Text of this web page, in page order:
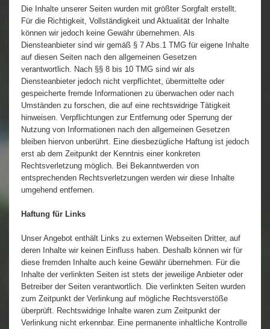
Die Inhalte unserer Seiten wurden mit größter Sorgfalt erstellt.
Für die Richtigkeit, Vollständigkeit und Aktualität der Inhalte
können wir jedoch keine Gewähr übernehmen. Als
Diensteanbieter sind wir gemäß § 7 Abs.1 TMG für eigene Inhalte
auf diesen Seiten nach den allgemeinen Gesetzen
verantwortlich. Nach §§ 8 bis 10 TMG sind wir als
Diensteanbieter jedoch nicht verpflichtet, übermittelte oder
gespeicherte fremde Informationen zu überwachen oder nach
Umständen zu forschen, die auf eine rechtswidrige Tätigkeit
hinweisen. Verpflichtungen zur Entfernung oder Sperrung der
Nutzung von Informationen nach den allgemeinen Gesetzen
bleiben hiervon unberührt. Eine diesbezügliche Haftung ist jedoch
erst ab dem Zeitpunkt der Kenntnis einer konkreten
Rechtsverletzung möglich. Bei Bekanntwerden von
entsprechenden Rechtsverletzungen werden wir diese Inhalte
umgehend entfernen.
Haftung für Links
Unser Angebot enthält Links zu externen Webseiten Dritter, auf
deren Inhalte wir keinen Einfluss haben. Deshalb können wir für
diese fremden Inhalte auch keine Gewähr übernehmen. Für die
Inhalte der verlinkten Seiten ist stets der jeweilige Anbieter oder
Betreiber der Seiten verantwortlich. Die verlinkten Seiten wurden
zum Zeitpunkt der Verlinkung auf mögliche Rechtsverstöße
überprüft. Rechtswidrige Inhalte waren zum Zeitpunkt der
Verlinkung nicht erkennbar. Eine permanente inhaltliche Kontrolle